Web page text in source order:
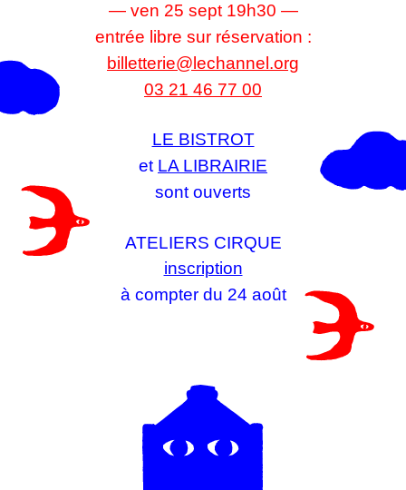
— ven 25 sept 19h30 —
entrée libre sur réservation :
billetterie@lechannel.org
03 21 46 77 00
LE BISTROT
et LA LIBRAIRIE
sont ouverts
ATELIERS CIRQUE
inscription
à compter du 24 août